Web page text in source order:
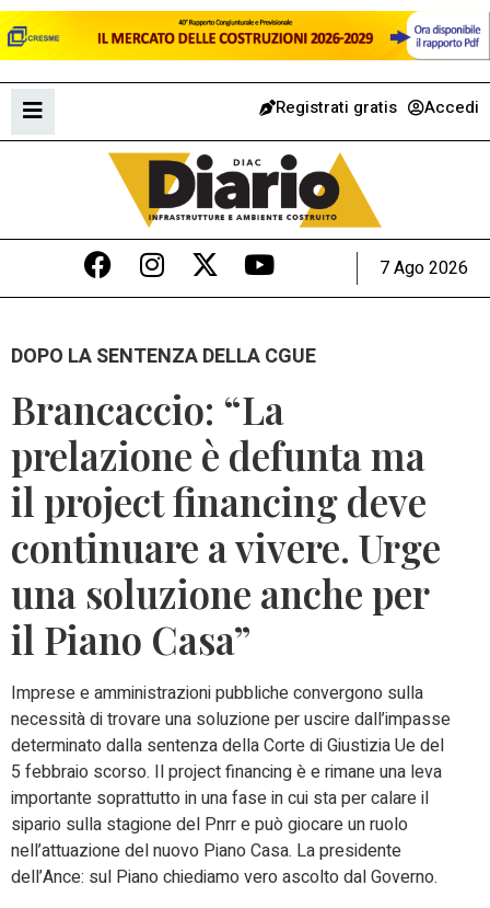
Registrati gratis Accedi
7 Ago 2026
DOPO LA SENTENZA DELLA CGUE
Brancaccio: “La
prelazione è defunta ma
il project financing deve
continuare a vivere. Urge
una soluzione anche per
il Piano Casa”
Imprese e amministrazioni pubbliche convergono sulla
necessità di trovare una soluzione per uscire dall’impasse
determinato dalla sentenza della Corte di Giustizia Ue del
5 febbraio scorso. Il project financing è e rimane una leva
importante soprattutto in una fase in cui sta per calare il
sipario sulla stagione del Pnrr e può giocare un ruolo
nell’attuazione del nuovo Piano Casa. La presidente
dell’Ance: sul Piano chiediamo vero ascolto dal Governo.